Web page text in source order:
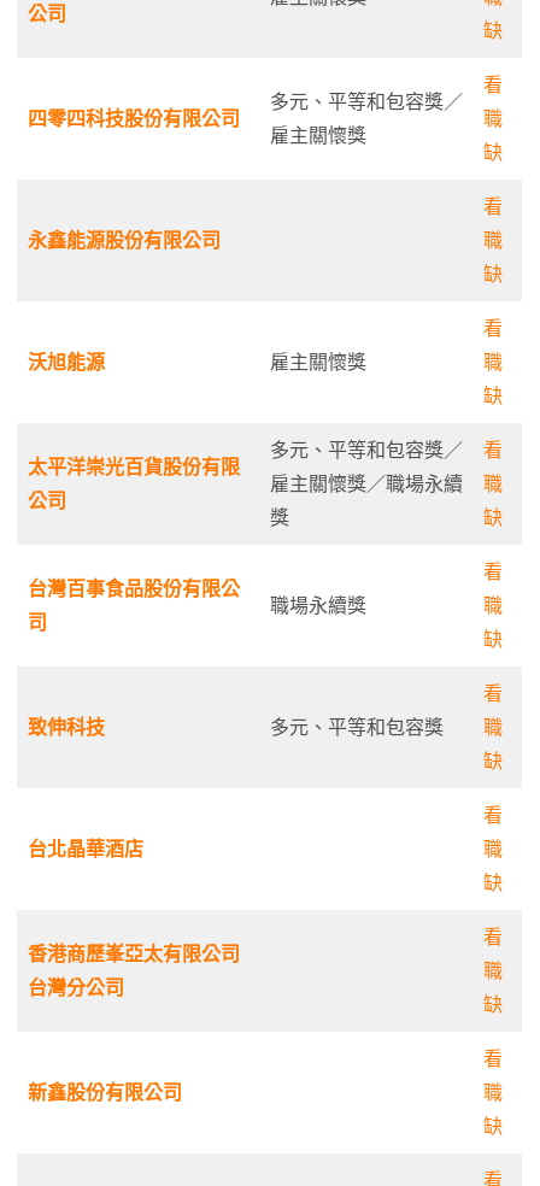
公司
缺
四零四科技股份有限公司
多元、平等和包容獎／
雇主關懷獎
看
職
缺
永鑫能源股份有限公司
看
職
缺
沃旭能源 雇主關懷獎
看
職
缺
太平洋崇光百貨股份有限
公司
多元、平等和包容獎／
雇主關懷獎／職場永續
獎
看
職
缺
台灣百事食品股份有限公
司
職場永續獎
看
職
缺
致伸科技 多元、平等和包容獎
看
職
缺
台北晶華酒店
看
職
缺
香港商歷峯亞太有限公司
台灣分公司
看
職
缺
新鑫股份有限公司
看
職
缺
看